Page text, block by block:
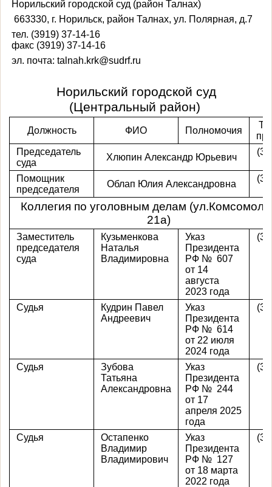
Норильский городской суд (район Талнах)
663330, г. Норильск, район Талнах, ул. Полярная, д.7
тел. (3919) 37-14-16
факс (3919) 37-14-16
эл. почта: talnah.krk@sudrf.ru
Норильский городской суд
(Центральный район)
Должность ФИО Полномочия
Председатель
суда
Хлюпин Александр Юрьевич
Помощник
председателя
Облап Юлия Александровна
Коллегия по уголовным делам
21а)
Заместитель
председателя
суда
Кузьменкова
Наталья
Владимировна
Указ
Президента
РФ № 607
от 14
августа
2023 года
Судья
Кудрин Павел
Андреевич
Указ
Президента
РФ № 614
от 22 июля
2024 года
Судья
Зубова
Татьяна
Александровна
Указ
Президента
РФ № 244
от 17
апреля 2025
года
Судья
Остапенко
Владимир
Владимирович
Указ
Президента
РФ № 127
от 18 марта
2022 года